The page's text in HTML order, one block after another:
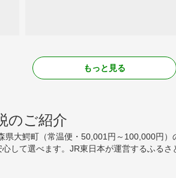
もっと見る
のご紹介
県大鰐町（常温便・50,001円～100,000円
して選べます。JR東日本が運営するふるさ